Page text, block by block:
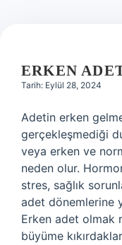
ERKEN
Tarih: Eylül 28, 2024
Adetin erken
gerçekleşmediği
veya erken ve
neden olur.
stres, sağlık
adet dönemlerine
Erken adet olmak
büyüme